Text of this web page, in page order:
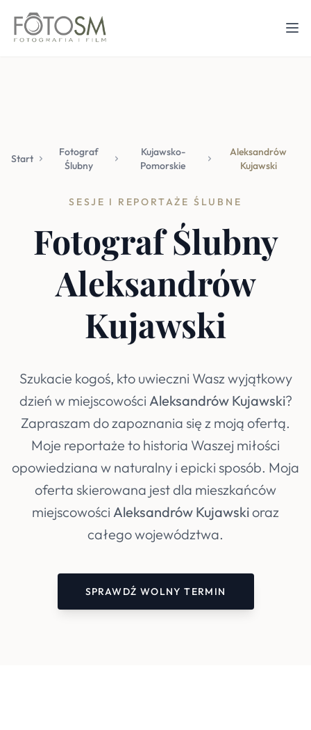
Start
Fotograf
Ślubny
Kujawsko-
Pomorskie
Aleksandrów
Kujawski
SESJE I REPORTAŻE ŚLUBNE
Fotograf Ślubny
Aleksandrów
Kujawski
Szukacie kogoś, kto uwieczni Wasz wyjątkowy
dzień w miejscowości Aleksandrów Kujawski?
Zapraszam do zapoznania się z moją ofertą.
Moje reportaże to historia Waszej miłości
opowiedziana w naturalny i epicki sposób. Moja
oferta skierowana jest dla mieszkańców
miejscowości Aleksandrów Kujawskioraz
całego województwa.
SPRAWDŹ WOLNY TERMIN